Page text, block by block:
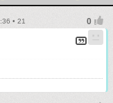
• 21